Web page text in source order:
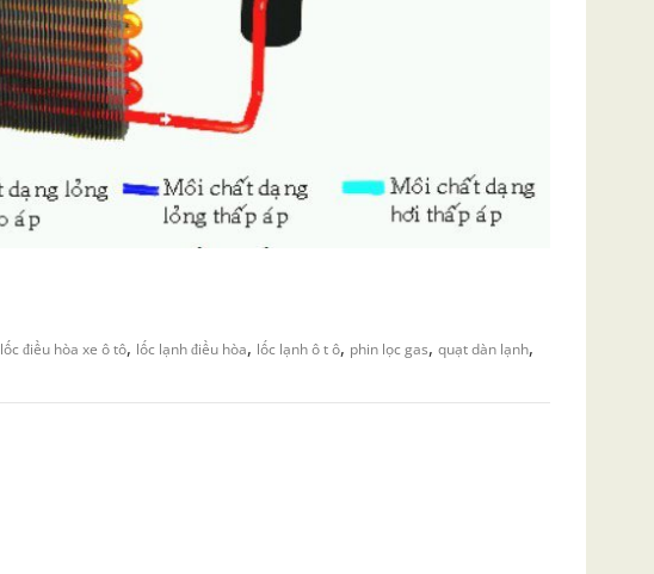
lốc điều hòa xe ô tô, lốc lạnh điều hòa, lốc lạnh ô t ô, phin lọc gas,quạt dàn lạnh,